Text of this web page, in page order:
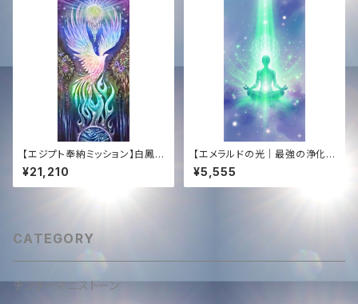
Mission Support ─ 150-So
ng CD Collection & "Golde
n Sun 444" Vinyl ＋ Video
＋ Audio
Phoenix Song + Special D
ocumentary
【エジプト奉納ミッション】白鳳
凰ソング具現化サポート ─ 特
製CD ＆ HD高音質音源プレゼ
ント【Egypt Mission Suppor
¥21,210
【エメラルドの光｜最強の浄化と
保護】COBRA直伝・遠隔レイヒ
ーリング（15分）＋432Hzタキオ
ン音源プレゼント｜コズミックL
¥5,555
CATEGORY
チンターマニストーン